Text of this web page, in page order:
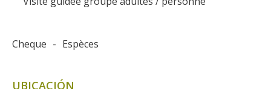
Cheque - Espèces
UBICACIÓN